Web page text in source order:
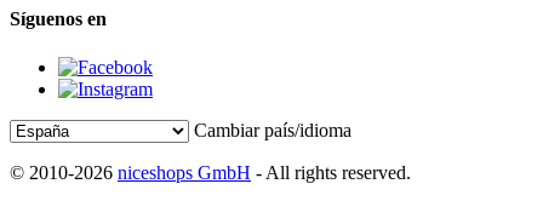
Síguenos en
Cambiar país/idioma
© 2010-2026 niceshops GmbH - All rights reserved.